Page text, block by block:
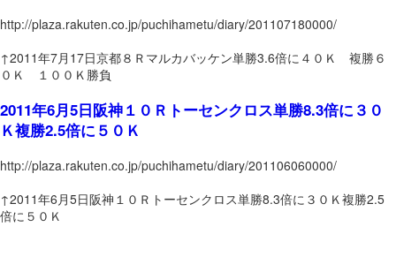
http://plaza.rakuten.co.jp/puchihametu/diary/201107180000/
↑2011年7月17日京都８Ｒマルカバッケン単勝3.6倍に４０Ｋ 複勝６
０Ｋ １００Ｋ勝負
2011年6月5日阪神１０Ｒトーセンクロス単勝8.3倍に３０
Ｋ複勝2.5倍に５０Ｋ
http://plaza.rakuten.co.jp/puchihametu/diary/201106060000/
↑2011年6月5日阪神１０Ｒトーセンクロス単勝8.3倍に３０Ｋ複勝2.5
倍に５０Ｋ